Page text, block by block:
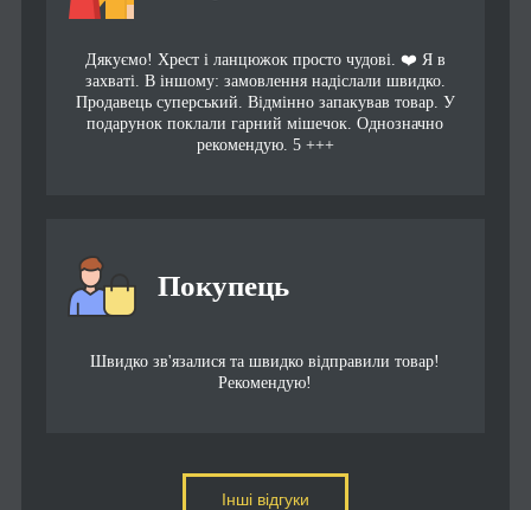
Дякуємо! Хрест і ланцюжок просто чудові. ❤️ Я в
захваті. В іншому: замовлення надіслали швидко.
Продавець суперський. Відмінно запакував товар. У
подарунок поклали гарний мішечок. Однозначно
рекомендую. 5 +++
Покупець
Швидко зв'язалися та швидко відправили товар!
Рекомендую!
Інші відгуки